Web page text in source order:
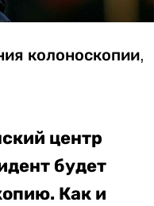
колоноскопии,
центр
будет
Как и